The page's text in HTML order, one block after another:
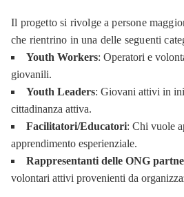
Il progetto si rivolge a persone
che rientrino in una delle seguenti
Youth Workers: Operatori e
giovanili.
Youth Leaders: Giovani attivi in
cittadinanza attiva.
Facilitatori/Educatori: Chi vuole
apprendimento esperienziale.
Rappresentanti delle ONG
volontari attivi provenienti da